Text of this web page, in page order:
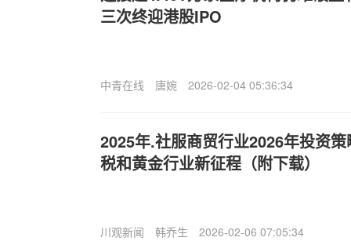
三次终迎港股IPO
中青在线 唐婉 2026-02-04 05:36:34
2025年.社服商贸行业2026年投资
税和黄金行业新征程（附下载）
川观新闻 韩乔生 2026-02-06 07:05:34